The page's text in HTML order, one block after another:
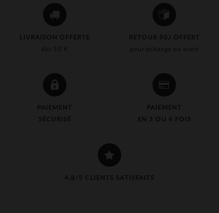
LIVRAISON OFFERTE
dès 50 €
RETOUR 90J OFFERT
pour échange ou avoir
PAIEMENT
SÉCURISÉ
PAIEMENT
EN 3 OU 4 FOIS
4,8/5 CLIENTS SATISFAITS